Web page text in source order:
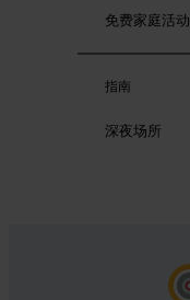
免费家庭活动
指南
深夜场所